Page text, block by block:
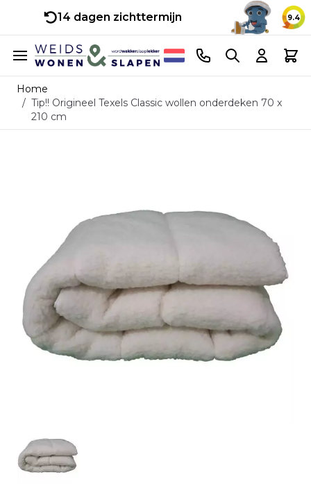
14 dagen zichttermijn 9.4
Ga naar de inhoud
Telefoonnummer
Search Cart
Home
/ Tip!! Origineel Texels Classic wollen onderdeken 70 x
210 cm